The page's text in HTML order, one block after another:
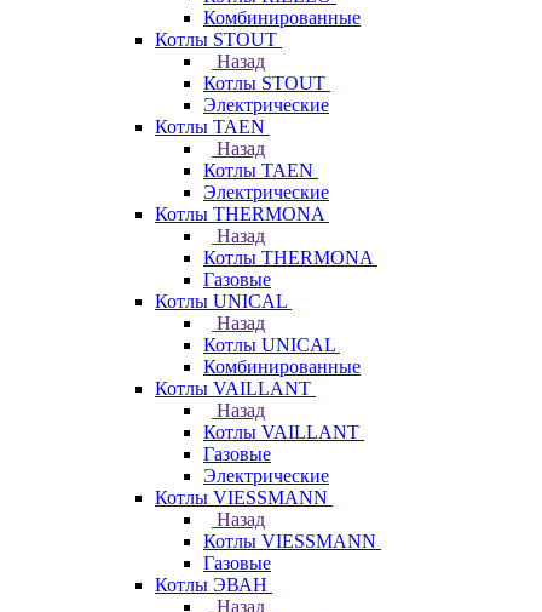
Комбинированные
Котлы STOUT
Назад
Котлы STOUT
Электрические
Котлы TAEN
Назад
Котлы TAEN
Электрические
Котлы THERMONA
Назад
Котлы THERMONA
Газовые
Котлы UNICAL
Назад
Котлы UNICAL
Комбинированные
Котлы VAILLANT
Назад
Котлы VAILLANT
Газовые
Электрические
Котлы VIESSMANN
Назад
Котлы VIESSMANN
Газовые
Котлы ЭВАН
Назад